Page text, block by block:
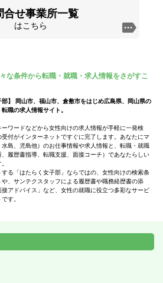
合せ事業所一覧
はこちら
な条件から転職・就職・求人情報をさがすこ
部】 岡山市、福山市、倉敷市をはじめ広島県、岡山県の
職の求人情報サイト。
ワードなどから女性向けの求人情報が手軽に一発検
付がインターネットですぐに完了します。あなたにマ
島、児島他）のお仕事情報や求人情報と、転職・就職
履歴書指導、転職支援、面接コーチ）であなたらしい
る「はたらく女子部」ならではの、女性向けの検索条
、サンテクスタッフによる履歴書や職務経歴書の添
アドバイス」など、女性の就職に役立つ多彩なサービ
す。